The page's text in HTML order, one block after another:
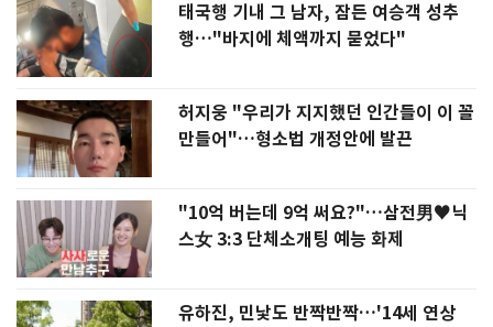
태국행 기내 그 남자, 잠든 여승객 성추
행…"바지에 체액까지 묻었다"
허지웅 "우리가 지지했던 인간들이 이 꼴
만들어"…형소법 개정안에 발끈
"10억 버는데 9억 써요?"…삼전男♥닉
스女 3:3 단체소개팅 예능 화제
유하진, 민낯도 반짝반짝…'14세 연상